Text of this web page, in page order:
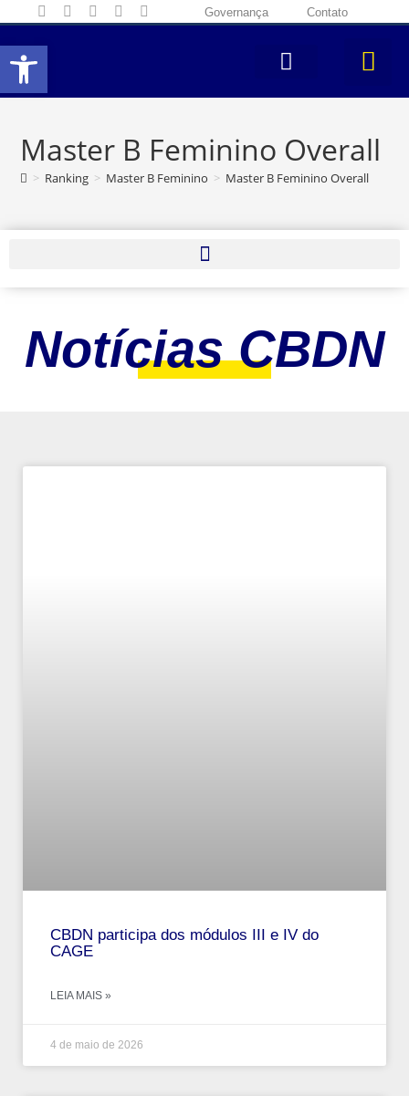
Abrir a barra de ferramentas
Governança Contato
Master B Feminino Overall
> Ranking > Master B Feminino > Master B Feminino Overall
Notícias CBDN
CBDN participa dos módulos III e IV do
CAGE
LEIA MAIS »
4 de maio de 2026